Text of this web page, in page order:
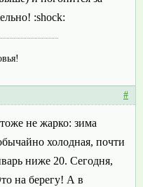
:shock:
#
не жарко: зима
холодная, почти
ниже 20. Сегодня,
на берегу! А в